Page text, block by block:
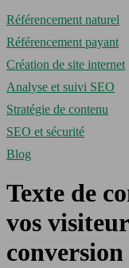
Référencement naturel
Référencement payant
Création de site internet
Analyse et suivi SEO
Stratégie de contenu
SEO et sécurité
Blog
Texte de
vos
conversion